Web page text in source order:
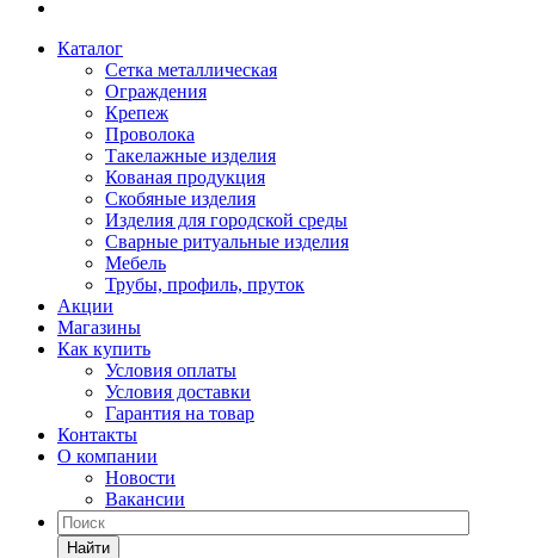
Каталог
Сетка металлическая
Ограждения
Крепеж
Проволока
Такелажные изделия
Кованая продукция
Скобяные изделия
Изделия для городской среды
Сварные ритуальные изделия
Мебель
Трубы, профиль, пруток
Акции
Магазины
Как купить
Условия оплаты
Условия доставки
Гарантия на товар
Контакты
О компании
Новости
Вакансии
Найти